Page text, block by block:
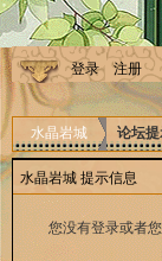
登录 注册
水晶岩城 论坛提
水晶岩城 提示信息
您没有登录或者